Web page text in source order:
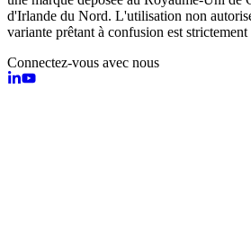
d'Irlande du Nord. L'utilisation non
variante prêtant à confusion est
Connectez-vous avec nous